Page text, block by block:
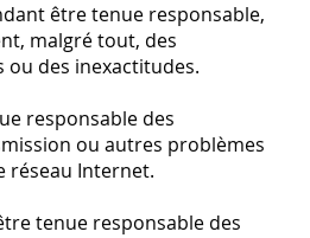
être tenue responsable,
malgré tout, des
des inexactitudes.
responsable des
ou autres problèmes
réseau Internet.
tenue responsable des